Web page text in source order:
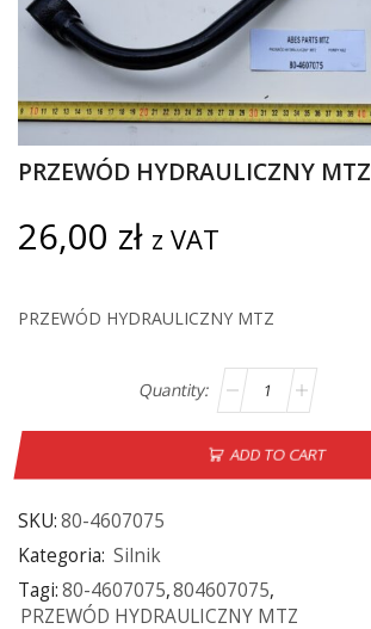
PRZEWÓD HYDRAULICZNY MTZ
26,00 zł z VAT
PRZEWÓD HYDRAULICZNY MTZ
ADD TO CART
SKU:80-4607075
Kategoria: Silnik
Tagi:80-4607075,804607075,
PRZEWÓD HYDRAULICZNY MTZ